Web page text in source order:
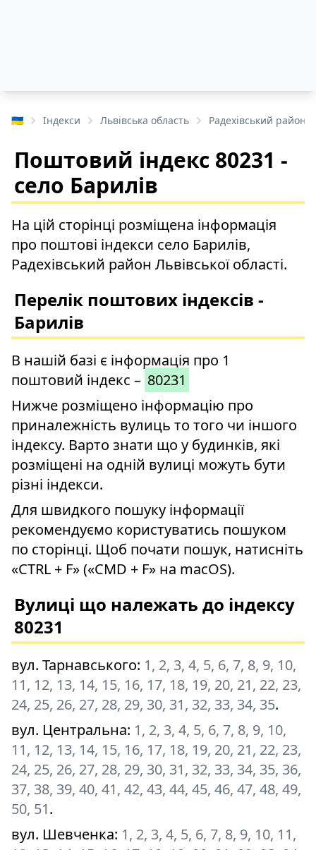
🇺🇦 Індекси Львівська область Радехівський район
Поштовий індекс 80231 -
село Барилів
На цій сторінці розміщена інформація
про поштові індекси село Барилів,
Радехівський район Львівської області.
Перелік поштових індексів -
Барилів
В нашій базі є інформація про 1
поштовий індекс – 80231
Нижче розміщено інформацію про
приналежність вулиць то того чи іншого
індексу. Варто знати що у будинків, які
розміщені на одній вулиці можуть бути
різні індекси.
Для швидкого пошуку інформації
рекомендуємо користуватись пошуком
по сторінці. Щоб почати пошук, натисніть
«CTRL + F» («CMD + F» на macOS).
Вулиці що належать до індексу
80231
вул. Тарнавського: 1, 2, 3, 4, 5, 6, 7, 8, 9, 10,
11, 12, 13, 14, 15, 16, 17, 18, 19, 20, 21, 22, 23,
24, 25, 26, 27, 28, 29, 30, 31, 32, 33, 34, 35.
вул. Центральна: 1, 2, 3, 4, 5, 6, 7, 8, 9, 10,
11, 12, 13, 14, 15, 16, 17, 18, 19, 20, 21, 22, 23,
24, 25, 26, 27, 28, 29, 30, 31, 32, 33, 34, 35, 36,
37, 38, 39, 40, 41, 42, 43, 44, 45, 46, 47, 48, 49,
50, 51.
вул. Шевченка: 1, 2, 3, 4, 5, 6, 7, 8, 9, 10, 11,